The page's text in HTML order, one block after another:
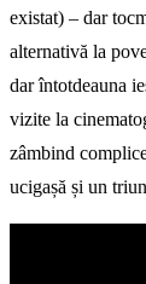
existat) – dar
alternativă la
dar întotdeauna
vizite la
zâmbind
ucigașă și un